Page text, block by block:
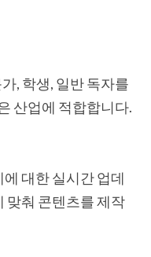
, 학생, 일반 독자를
산업에 적합합니다.
대한 실시간 업데
맞춰 콘텐츠를 제작